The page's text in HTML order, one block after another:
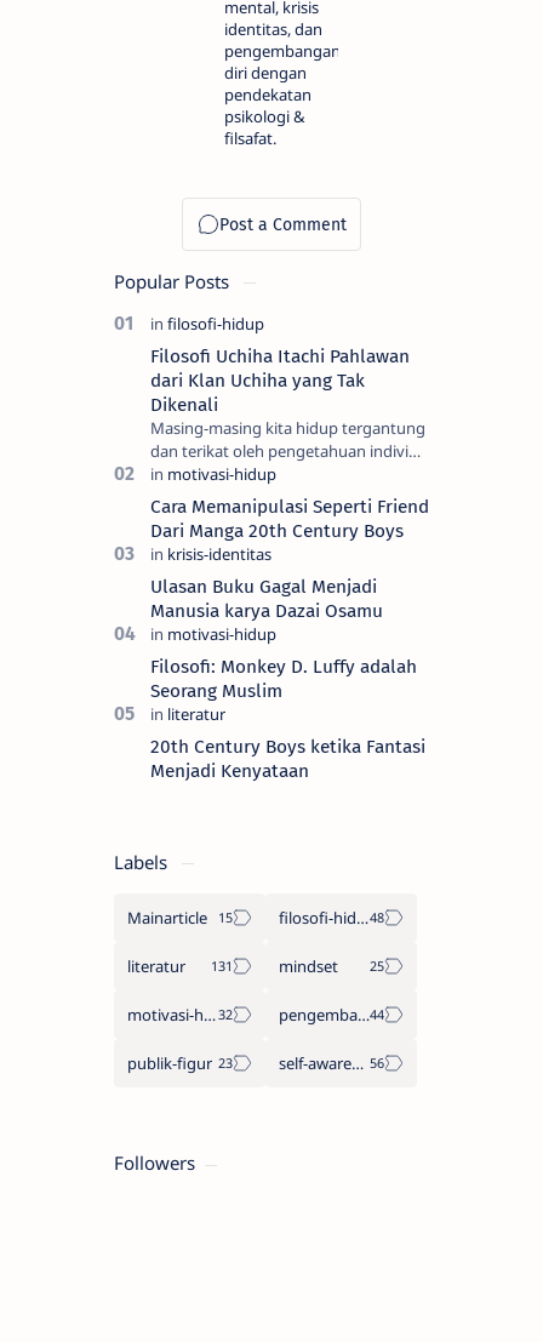
mental, krisis
identitas, dan
pengembangan
diri dengan
pendekatan
psikologi &
filsafat.
Popular Posts
Filosofi Uchiha Itachi Pahlawan
dari Klan Uchiha yang Tak
Dikenali
Masing-masing kita hidup tergantung
dan terikat oleh pengetahuan individu
dan kesadaran kita, semua itu adalah
yang kita sebut sebagai realiti —…
Cara Memanipulasi Seperti Friend
Dari Manga 20th Century Boys
Ulasan Buku Gagal Menjadi
Manusia karya Dazai Osamu
Filosofi: Monkey D. Luffy adalah
Seorang Muslim
20th Century Boys ketika Fantasi
Menjadi Kenyataan
Labels
Mainarticle filosofi-hidup
literatur mindset
motivasi-hidup pengembangan-diri
publik-figur self-awareness
Followers